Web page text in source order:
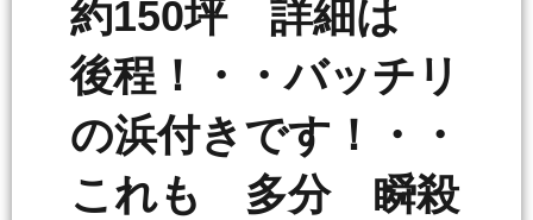
約150坪 詳細は
後程！・・バッチリ
の浜付きです！・・
これも 多分 瞬殺